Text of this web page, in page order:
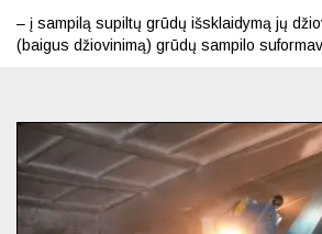
– į sampilą supiltų grūdų išsklaidymą jų
(baigus džiovinimą) grūdų sampilo